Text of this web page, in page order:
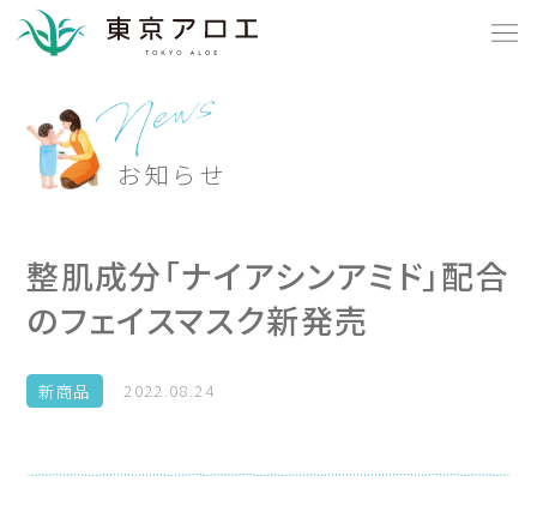
私たちとお客様の物語
お客様の物語
つくり手の物語
東京アロエの物語
ブランド・商品
アロジン
アロヴィヴィ
ジ アロエ
健康食品
企業情報
News
お知らせ
整肌成分「ナイアシンアミド」配合
のフェイスマスク新発売
新商品 2022.08.24